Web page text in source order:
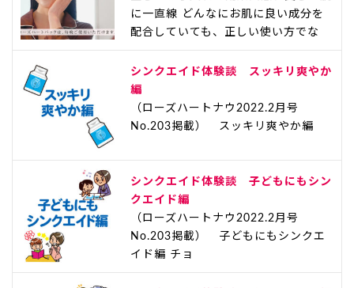
に一直線 どんなにお肌に良い成分を
配合していても、正しい使い方でな
シンクエイド体験談 スッキリ爽やか
編
（ローズハートナウ2022.2月号
No.203掲載） スッキリ爽やか編
シンクエイド体験談 子どもにもシン
クエイド編
（ローズハートナウ2022.2月号
No.203掲載） 子どもにもシンクエ
イド編 チョ